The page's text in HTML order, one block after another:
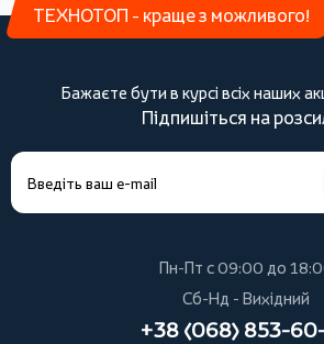
ТЕХНОТОП - краще з можливого!
Бажаєте бути в курсі всіх наших
Підпишіться на
Пн-Пт с 09:00 до
Сб-Нд - Вихідний
+38 (068) 853-